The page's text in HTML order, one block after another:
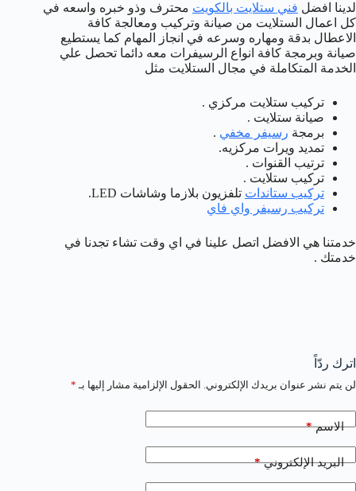
لدينا افضل فني ستلايت بالكويت محترف وذو خبره واسعه في
كل اعمال الستلايت من صيانة وتركيب ومعالجة كافة
الاعطال بدقة ومهاره وسرعه في انجاز المهام كما يستطيع
صيانة وبرمجة كافة انواع الرسيفرات معه دائما تحصل علي
الخدمة المتكاملة في مجال الستلايت مثل
تركيب ستلايت مركزي .
صيانة ستلايت .
برمجة رسيفر مخفي .
تمديد ويرات مركزيه.
ترتيب القنوات .
تركيب ستلايت .
تركيب ستاندات تلفزيون بلازما وشاشات LED.
تركيب رسيفر واي فاي
خدمتنا هي الافضل اتصل علينا في اي وقت تشاء تجدنا في
خدمتك .
اترك ردّاً
لن يتم نشر عنوان بريدك الإلكتروني. الحقول الإلزامية مشار إليها بـ *
الاسم*
البريد الإلكتروني*